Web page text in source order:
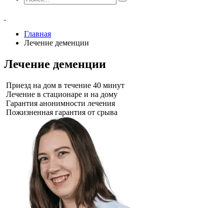
Главная
Лечение деменции
Лечение деменции
Приезд на дом в течение 40 минут
Лечение в стационаре и на дому
Гарантия анонимности лечения
Пожизненная гарантия от срыва